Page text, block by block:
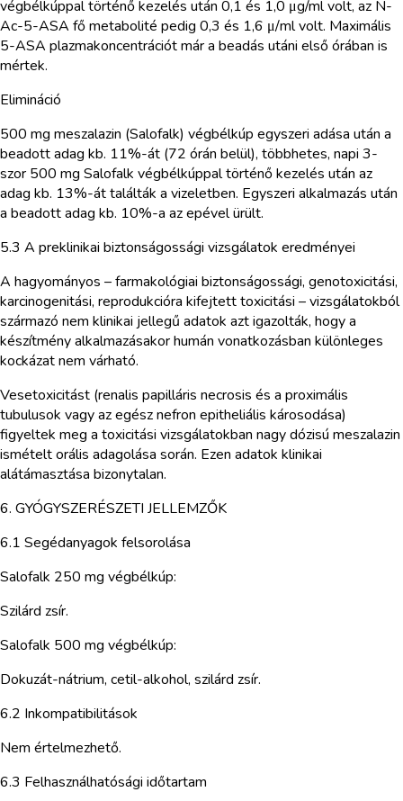
végbélkúppal történő kezelés után 0,1 és 1,0 μg/ml volt, az N-
Ac-5-ASA fő metabolité pedig 0,3 és 1,6 μ/ml volt. Maximális
5-ASA plazmakoncentrációt már a beadás utáni első órában is
mértek.
Elimináció
500 mg meszalazin (Salofalk) végbélkúp egyszeri adása után a
beadott adag kb. 11%-át (72 órán belül), többhetes, napi 3-
szor 500 mg Salofalk végbélkúppal történő kezelés után az
adag kb. 13%-át találták a vizeletben. Egyszeri alkalmazás után
a beadott adag kb. 10%-a az epével ürült.
5.3 A preklinikai biztonságossági vizsgálatok eredményei
A hagyományos – farmakológiai biztonságossági, genotoxicitási,
karcinogenitási, reprodukcióra kifejtett toxicitási – vizsgálatokból
származó nem klinikai jellegű adatok azt igazolták, hogy a
készítmény alkalmazásakor humán vonatkozásban különleges
kockázat nem várható.
Vesetoxicitást (renalis papilláris necrosis és a proximális
tubulusok vagy az egész nefron epitheliális károsodása)
figyeltek meg a toxicitási vizsgálatokban nagy dózisú meszalazin
ismételt orális adagolása során. Ezen adatok klinikai
alátámasztása bizonytalan.
6. GYÓGYSZERÉSZETI JELLEMZŐK
6.1 Segédanyagok felsorolása
Salofalk 250 mg végbélkúp:
Szilárd zsír.
Salofalk 500 mg végbélkúp:
Dokuzát-nátrium, cetil-alkohol, szilárd zsír.
6.2 Inkompatibilitások
Nem értelmezhető.
6.3 Felhasználhatósági időtartam